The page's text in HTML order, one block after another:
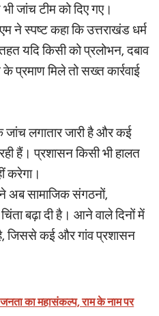
जांच टीम को दिए गए।
ने स्पष्ट कहा कि उत्तराखंड धर्म
यदि किसी को प्रलोभन, दबाव
प्रमाण मिले तो सख्त कार्रवाई
जांच लगातार जारी है और कई
हैं। प्रशासन किसी भी हालत
करेगा।
अब सामाजिक संगठनों,
बढ़ा दी है। आने वाले दिनों में
जिससे कई और गांव प्रशासन
जनता का महासंकल्प, राम के नाम पर